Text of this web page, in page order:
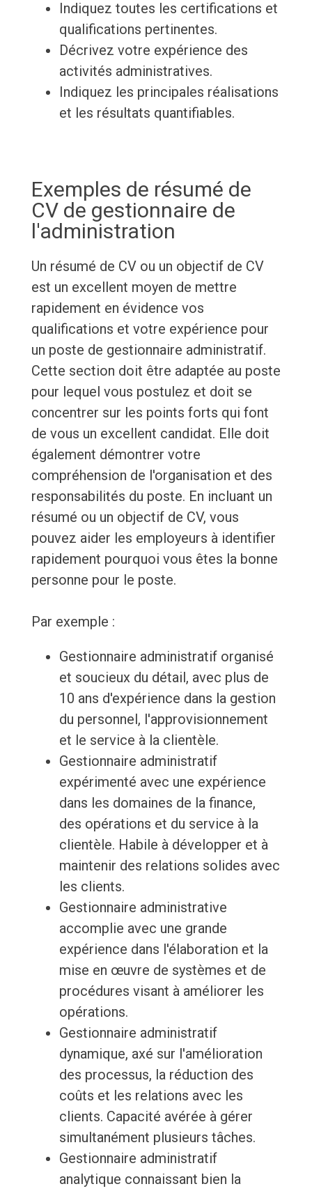
Indiquez toutes les certifications et
qualifications pertinentes.
Décrivez votre expérience des
activités administratives.
Indiquez les principales réalisations
et les résultats quantifiables.
Exemples de résumé de
CV de gestionnaire de
l'administration
Un résumé de CV ou un objectif de CV
est un excellent moyen de mettre
rapidement en évidence vos
qualifications et votre expérience pour
un poste de gestionnaire administratif.
Cette section doit être adaptée au poste
pour lequel vous postulez et doit se
concentrer sur les points forts qui font
de vous un excellent candidat. Elle doit
également démontrer votre
compréhension de l'organisation et des
responsabilités du poste. En incluant un
résumé ou un objectif de CV, vous
pouvez aider les employeurs à identifier
rapidement pourquoi vous êtes la bonne
personne pour le poste.
Par exemple :
Gestionnaire administratif organisé
et soucieux du détail, avec plus de
10 ans d'expérience dans la gestion
du personnel, l'approvisionnement
et le service à la clientèle.
Gestionnaire administratif
expérimenté avec une expérience
dans les domaines de la finance,
des opérations et du service à la
clientèle. Habile à développer et à
maintenir des relations solides avec
les clients.
Gestionnaire administrative
accomplie avec une grande
expérience dans l'élaboration et la
mise en œuvre de systèmes et de
procédures visant à améliorer les
opérations.
Gestionnaire administratif
dynamique, axé sur l'amélioration
des processus, la réduction des
coûts et les relations avec les
clients. Capacité avérée à gérer
simultanément plusieurs tâches.
Gestionnaire administratif
analytique connaissant bien la